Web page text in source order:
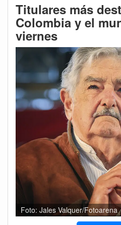
Titulares más
Colombia y el
viernes
Foto: Jales Valquer/Fotoarena